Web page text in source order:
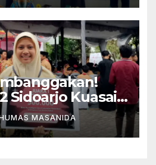
Kuasai
SE Jawa
MASANIDA